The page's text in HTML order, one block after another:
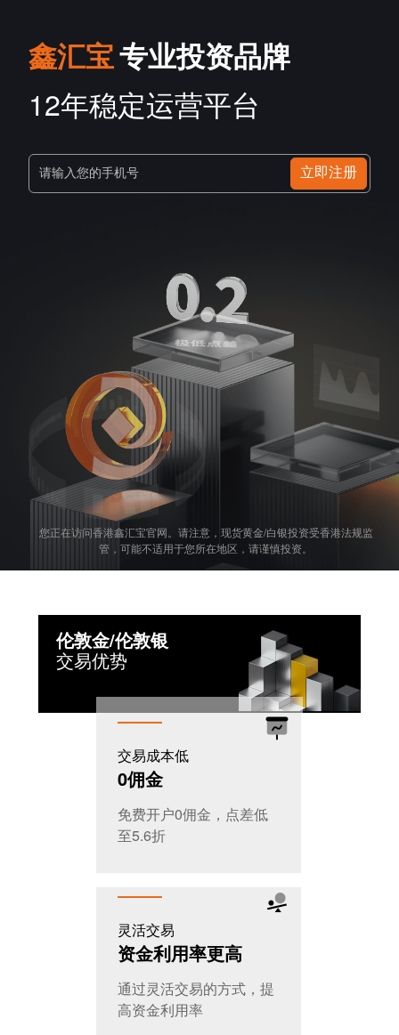
鑫汇宝专业投资品牌
12年稳定运营平台
请输入您的手机号 立即注册
您正在访问香港鑫汇宝官网。请注意，现货黄金/白银投资受香港法规监
管，可能不适用于您所在地区，请谨慎投资。
伦敦金/伦敦银
交易优势
交易成本低
0佣金
免费开户0佣金，点差低
至5.6折
灵活交易
资金利用率更高
通过灵活交易的方式，提
高资金利用率